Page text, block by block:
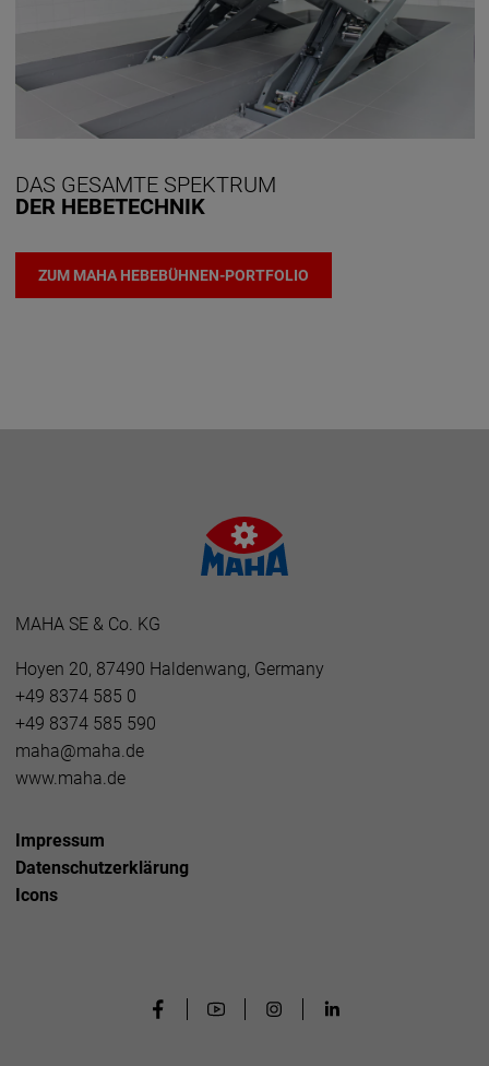
DAS GESAMTE SPEKTRUM
DER HEBETECHNIK
ZUM MAHA HEBEBÜHNEN-PORTFOLIO
MAHA SE & Co. KG
Hoyen 20, 87490 Haldenwang, Germany
+49 8374 585 0
+49 8374 585 590
maha@maha.de
www.maha.de
Impressum
Datenschutzerklärung
Icons